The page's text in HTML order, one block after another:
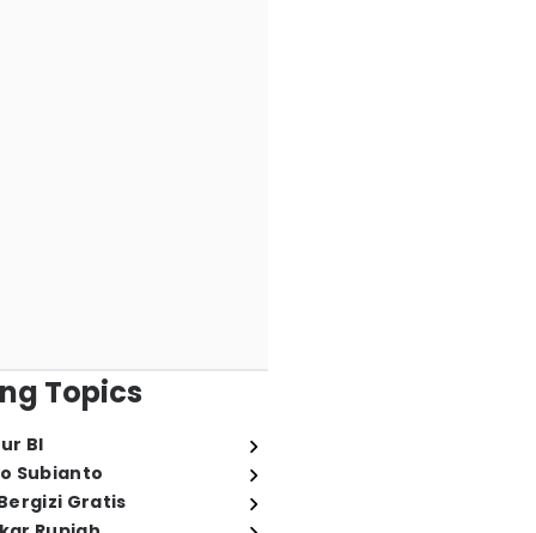
Topics
BI
Subianto
Gratis